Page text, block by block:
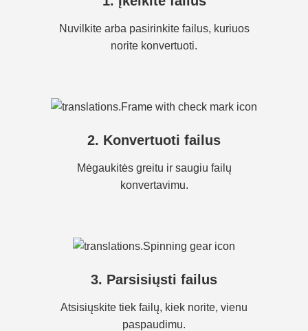
Nuvilkite arba pasirinkite failus, kuriuos
norite konvertuoti.
2. Konvertuoti failus
Mėgaukitės greitu ir saugiu failų
konvertavimu.
3. Parsisiųsti failus
Atsisiųskite tiek failų, kiek norite, vienu
paspaudimu.